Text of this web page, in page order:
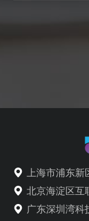
上海市浦东
北京海淀区互
广东深圳湾科